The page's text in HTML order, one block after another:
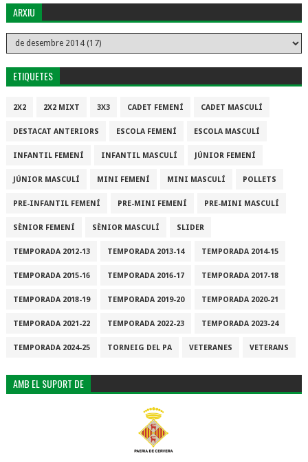
ARXIU
ETIQUETES
2X2 2X2 MIXT 3X3 CADET FEMENÍ CADET MASCULÍ
DESTACAT ANTERIORS ESCOLA FEMENÍ ESCOLA MASCULÍ
INFANTIL FEMENÍ INFANTIL MASCULÍ JÚNIOR FEMENÍ
JÚNIOR MASCULÍ MINI FEMENÍ MINI MASCULÍ POLLETS
PRE-INFANTIL FEMENÍ PRE-MINI FEMENÍ PRE-MINI MASCULÍ
SÈNIOR FEMENÍ SÈNIOR MASCULÍ SLIDER
TEMPORADA 2012-13 TEMPORADA 2013-14 TEMPORADA 2014-15
TEMPORADA 2015-16 TEMPORADA 2016-17 TEMPORADA 2017-18
TEMPORADA 2018-19 TEMPORADA 2019-20 TEMPORADA 2020-21
TEMPORADA 2021-22 TEMPORADA 2022-23 TEMPORADA 2023-24
TEMPORADA 2024-25 TORNEIG DEL PA VETERANES VETERANS
AMB EL SUPORT DE